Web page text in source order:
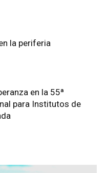
la periferia
en la 55ª
para Institutos de